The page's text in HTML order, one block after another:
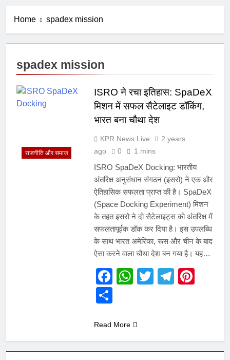
Home spadex mission
spadex mission
राजनीति और समाज
ISRO ने रचा इतिहास: SpaDeX
मिशन में सफल सैटेलाइट डॉकिंग,
भारत बना चौथा देश
KPR News Live
2 years
ago
0 1 mins
ISRO SpaDeX Docking: भारतीय
अंतरिक्ष अनुसंधान संगठन (इसरो) ने एक और
ऐतिहासिक सफलता प्राप्त की है। SpaDeX
(Space Docking Experiment) मिशन
के तहत इसरो ने दो सैटेलाइट्स को अंतरिक्ष में
सफलतापूर्वक डॉक कर दिया है। इस उपलब्धि
के साथ भारत अमेरिका, रूस और चीन के बाद
ऐसा करने वाला चौथा देश बन गया है। यह…
Facebook
WhatsApp
Twitter
Read More